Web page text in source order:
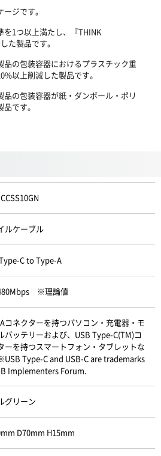
ジです。
1つ以上満たし、『THINK
た製品です。
の包装容器におけるプラスチック重
以上削減した製品です。
の包装容器が紙・ダンボール・ポリ
です。
ルケーブル
C to Type-A
※理論値
コネクターを持つパソコン・充電器・モ
バッテリーおよび、USB Type-C(TM)コ
ーを持つスマートフォン・タブレットな
Type-C and USB-C are trademarks
Implementers Forum.
グリーン
D70mm H15mm